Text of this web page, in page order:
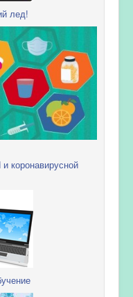
лед!
коронавирусной